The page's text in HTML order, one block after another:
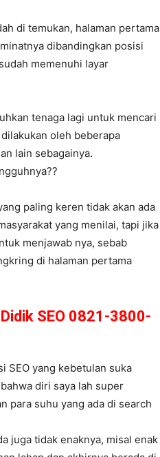
di temukan, halaman pertama
dibandingkan posisi
memenuhi layar
tenaga lagi untuk mencari
oleh beberapa
lain sebagainya.
paling keren tidak akan ada
yang menilai, tapi jika
menjawab nya, sebab
di halaman pertama
SEO 0821-3800-
SEO yang kebetulan suka
diri saya lah super
para suhu yang ada di search
juga tidak enaknya, misal enak